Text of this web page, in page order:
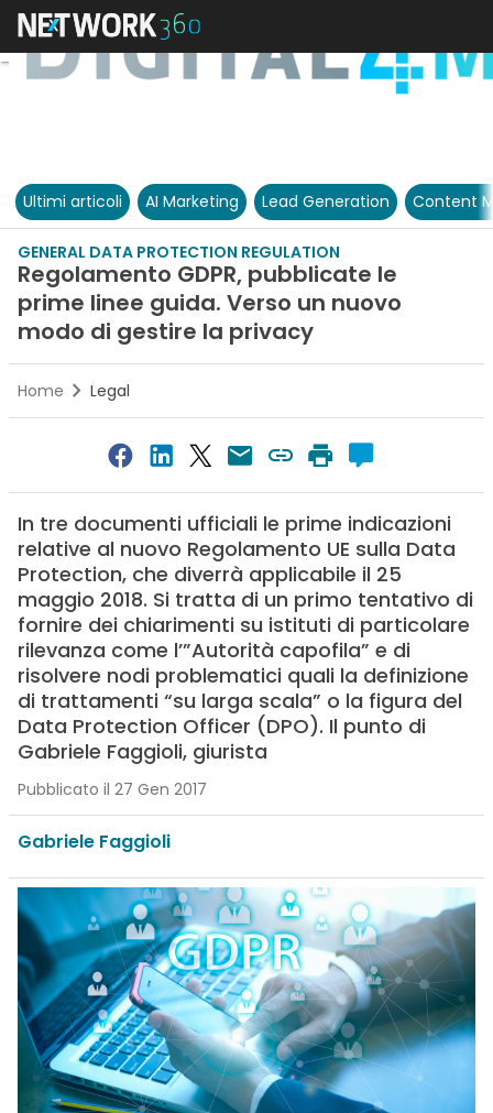
Ultimi articoli AI Marketing Lead Generation Content
GENERAL DATA PROTECTION REGULATION
Regolamento GDPR, pubblicate le
prime linee guida. Verso un nuovo
modo di gestire la privacy
Home Legal
In tre documenti ufficiali le prime indicazioni
relative al nuovo Regolamento UE sulla Data
Protection, che diverrà applicabile il 25
maggio 2018. Si tratta di un primo tentativo di
fornire dei chiarimenti su istituti di particolare
rilevanza come l’”Autorità capofila” e di
risolvere nodi problematici quali la definizione
di trattamenti “su larga scala” o la figura del
Data Protection Officer (DPO). Il punto di
Gabriele Faggioli, giurista
Pubblicato il 27 Gen 2017
Gabriele Faggioli